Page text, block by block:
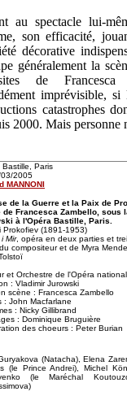
au spectacle lui-
son efficacité,
décorative
généralement la
de Francesca
imprévisible, si
catastrophes
2000. Mais personne
Bastille, Paris
2005
MANNONI
de la Guerre et la Paix de
de Francesca Zambello, sous
à l'Opéra Bastille, Paris.
Prokofiev (1891-1953)
Mir, opéra en deux parties et
compositeur et de Myra
et Orchestre de l'Opéra
: Vladimir Jurowski
scène : Francesca Zambello
: John Macfarlane
: Nicky Gillibrand
: Dominique Bruguière
des choeurs : Peter Burian
(Natacha), Elena
(le Prince Andrei), Michel
(le Maréchal